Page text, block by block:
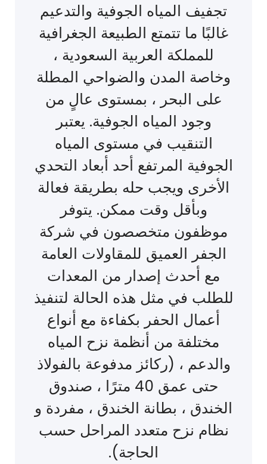
تجفيف المياه الجوفية والتدعيم
غالبًا ما تتمتع الطبيعة الجغرافية
للمملكة العربية السعودية ،
وخاصة المدن والضواحي المطلة
على البحر ، بمستوى عالٍ من
وجود المياه الجوفية. يعتبر
التنقيب في مستوى المياه
الجوفية المرتفع أحد أبعاد التحدي
الأخرى ويجب حله بطريقة فعالة
وبأقل وقت ممكن. يتوفر
موظفون متخصصون في شركة
الجفر العميق للمقاولات العامة
مع أحدث إصدار من المعدات
للطلب في مثل هذه الحالة لتنفيذ
أعمال الحفر بكفاءة مع أنواع
مختلفة من أنظمة نزح المياه
والدعم ، (ركائز مدفوعة بالفولاذ
حتى عمق 40 مترًا ، صندوق
الخندق ، بطانة الخندق ، مفردة و
نظام نزح متعدد المراحل حسب
الحاجة).